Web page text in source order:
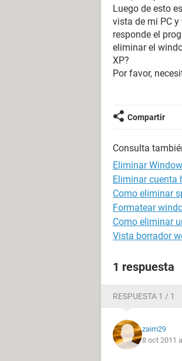
Luego de esto
vista de mi PC
responde el
eliminar el
XP?
Por favor,
Compartir
Consulta
Eliminar
Eliminar cuenta
Como eliminar
Formatear
Como eliminar
Vista borrador
1 respuesta
RESPUESTA 1 / 1
zaim29
8 oct 2011